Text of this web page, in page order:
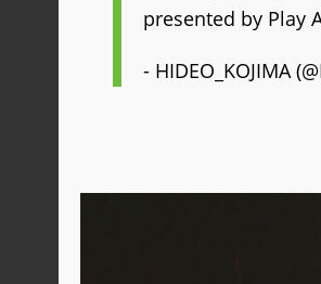
presented by Play
- HIDEO_KOJIMA